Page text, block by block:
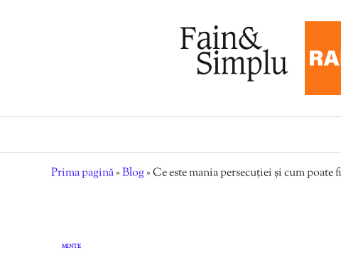
Prima pagină»Blog»Ce este mania persecuției și cum poate
MINTE